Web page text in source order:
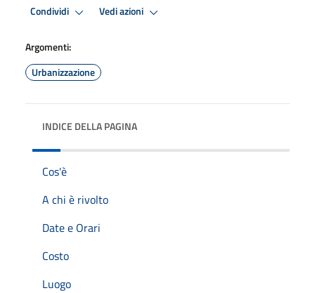
Condividi Vedi azioni
Argomenti:
Urbanizzazione
INDICE DELLA PAGINA
Cos'è
A chi è rivolto
Date e Orari
Costo
Luogo